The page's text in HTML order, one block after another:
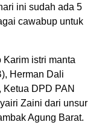
ini sudah ada 5
cawabup untuk
Karim istri manta
Herman Dali
DPD PAN
Zaini dari unsur
Agung Barat.